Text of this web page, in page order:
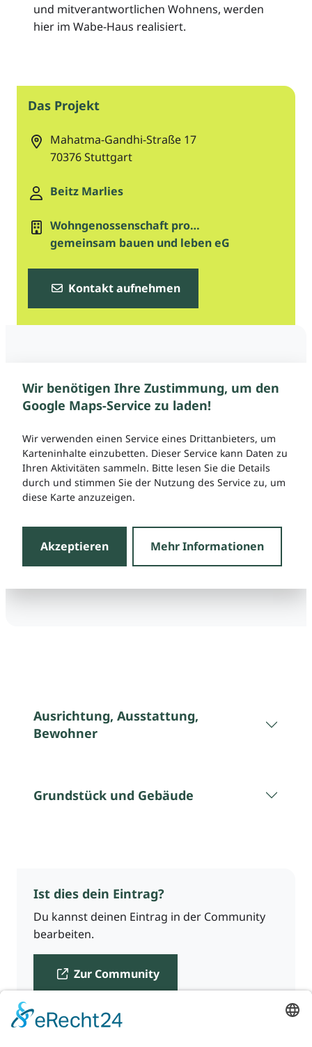
und mitverantwortlichen Wohnens, werden
hier im Wabe-Haus realisiert.
Das Projekt
Mahatma-Gandhi-Straße 17
70376Stuttgart
Beitz Marlies
Wohngenossenschaft pro…
gemeinsam bauen und leben eG
Kontakt aufnehmen
Wir benötigen Ihre Zustimmung, um den
Google Maps-Service zu laden!
Wir verwenden einen Service eines Drittanbieters, um
Karteninhalte einzubetten. Dieser Service kann Daten zu
Ihren Aktivitäten sammeln. Bitte lesen Sie die Details
durch und stimmen Sie der Nutzung des Service zu, um
diese Karte anzuzeigen.
Akzeptieren Mehr Informationen
Ausrichtung, Ausstattung,
Bewohner
Grundstück und Gebäude
Ist dies dein Eintrag?
Du kannst deinen Eintrag in der Community
bearbeiten.
Zur Community